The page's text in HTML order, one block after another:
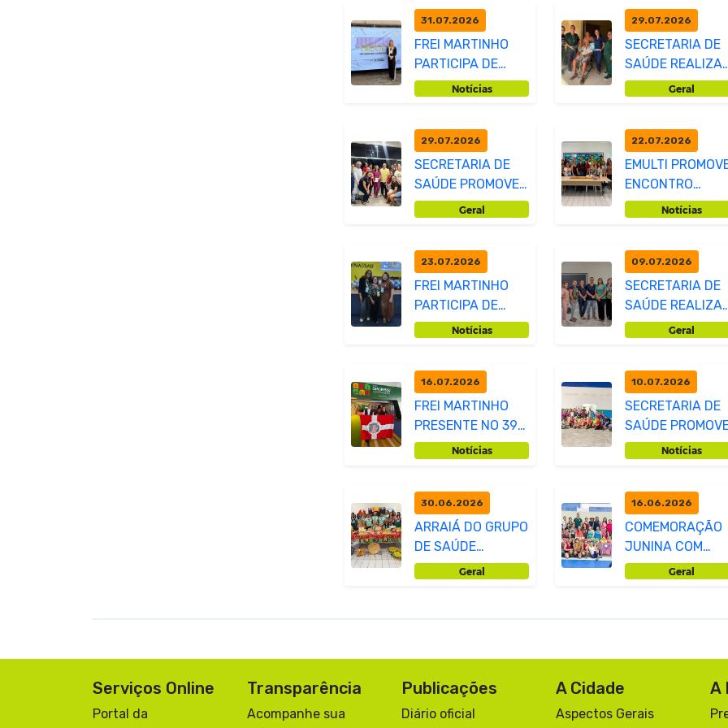
31.07.2026
FREI MARTINHO
PARTICIPA DE
EVENTO VOLTADO
Notícias
29.07.2026
SECRETARIA DE
SAÚDE REALIZA
TRANSIÇÃO DE
Geral
29.07.2026
SECRETARIA DE
SAÚDE PROMOVE
PALESTRA SOBRE
Geral
22.07.2026
EMULTI
ENCONTRO
"CUIDAR DE
Notícias
23.07.2026
FREI MARTINHO
PARTICIPA DE
JORNADA
Notícias
09.07.2026
SECRETARIA DE
SAÚDE REALIZA
AVALIAÇÃO
Geral
16.07.2026
FREI MARTINHO
PRESENTE NO 39º
CONASEMS
Notícias
10.07.2026
SECRETARIA DE
SAÚDE
O ARRAIÁ DO
Notícias
30.06.2026
ARRAIÁ DO GRUPO
DE SAÚDE
MENTAL "MAIS
Geral
16.06.2026
COMEMORAÇÃO
JUNINA COM
ZUMBA EGeral
Serviços Online
Portal da
Transparência
Acompanhe sua
Publicações
Diário oficial
A Cidade
Aspectos Gerais
A